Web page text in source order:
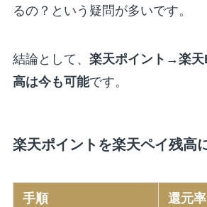
るの？という疑問が多いです。
結論として、 楽天ポイント→楽
高は今も可能です。
楽天ポイントを楽天ペイ残高
手順 還元率